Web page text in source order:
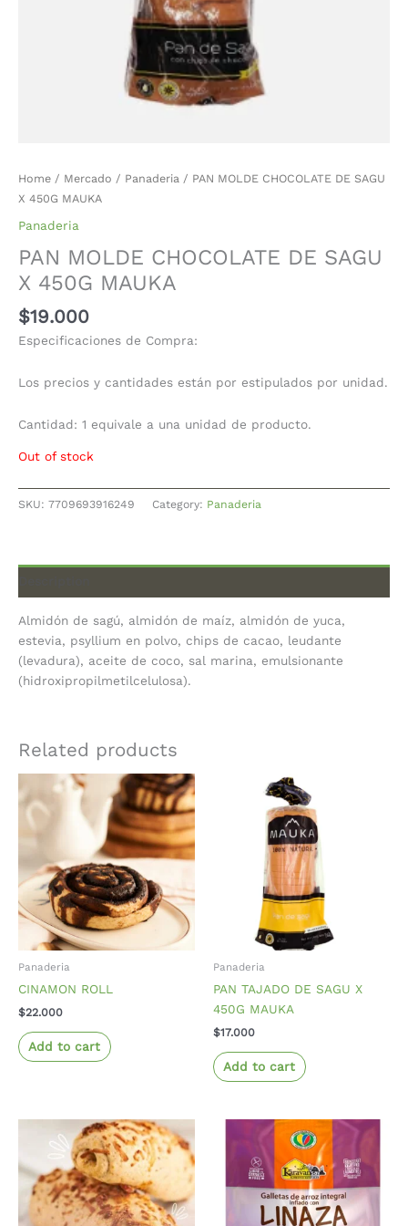
Home / Mercado / Panaderia / PAN MOLDE CHOCOLATE DE SAGU
X 450G MAUKA
Panaderia
PAN MOLDE CHOCOLATE DE SAGU
X 450G MAUKA
$19.000
Especificaciones de Compra:
Los precios y cantidades están por estipulados por unidad.
Cantidad: 1 equivale a una unidad de producto.
Out of stock
SKU: 7709693916249 Category: Panaderia
Almidón de sagú, almidón de maíz, almidón de yuca,
estevia, psyllium en polvo, chips de cacao, leudante
(levadura), aceite de coco, sal marina, emulsionante
(hidroxipropilmetilcelulosa).
Related products
Panaderia
CINAMON ROLL
$22.000
Add to cart
Panaderia
PAN TAJADO DE SAGU X
450G MAUKA
$17.000
Add to cart